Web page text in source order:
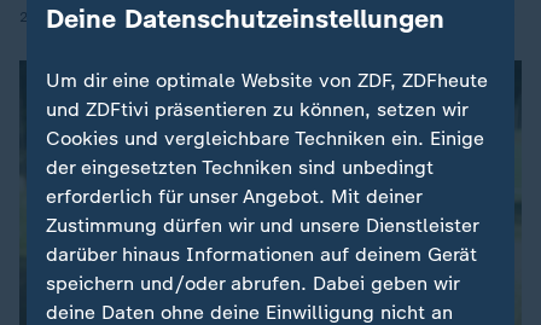
29.06.2026 | 14:00
Deine Datenschutzeinstellungen
Um dir eine optimale Website von ZDF, ZDFheute
und ZDFtivi präsentieren zu können, setzen wir
Cookies und vergleichbare Techniken ein. Einige
der eingesetzten Techniken sind unbedingt
erforderlich für unser Angebot. Mit deiner
Zustimmung dürfen wir und unsere Dienstleister
darüber hinaus Informationen auf deinem Gerät
speichern und/oder abrufen. Dabei geben wir
deine Daten ohne deine Einwilligung nicht an